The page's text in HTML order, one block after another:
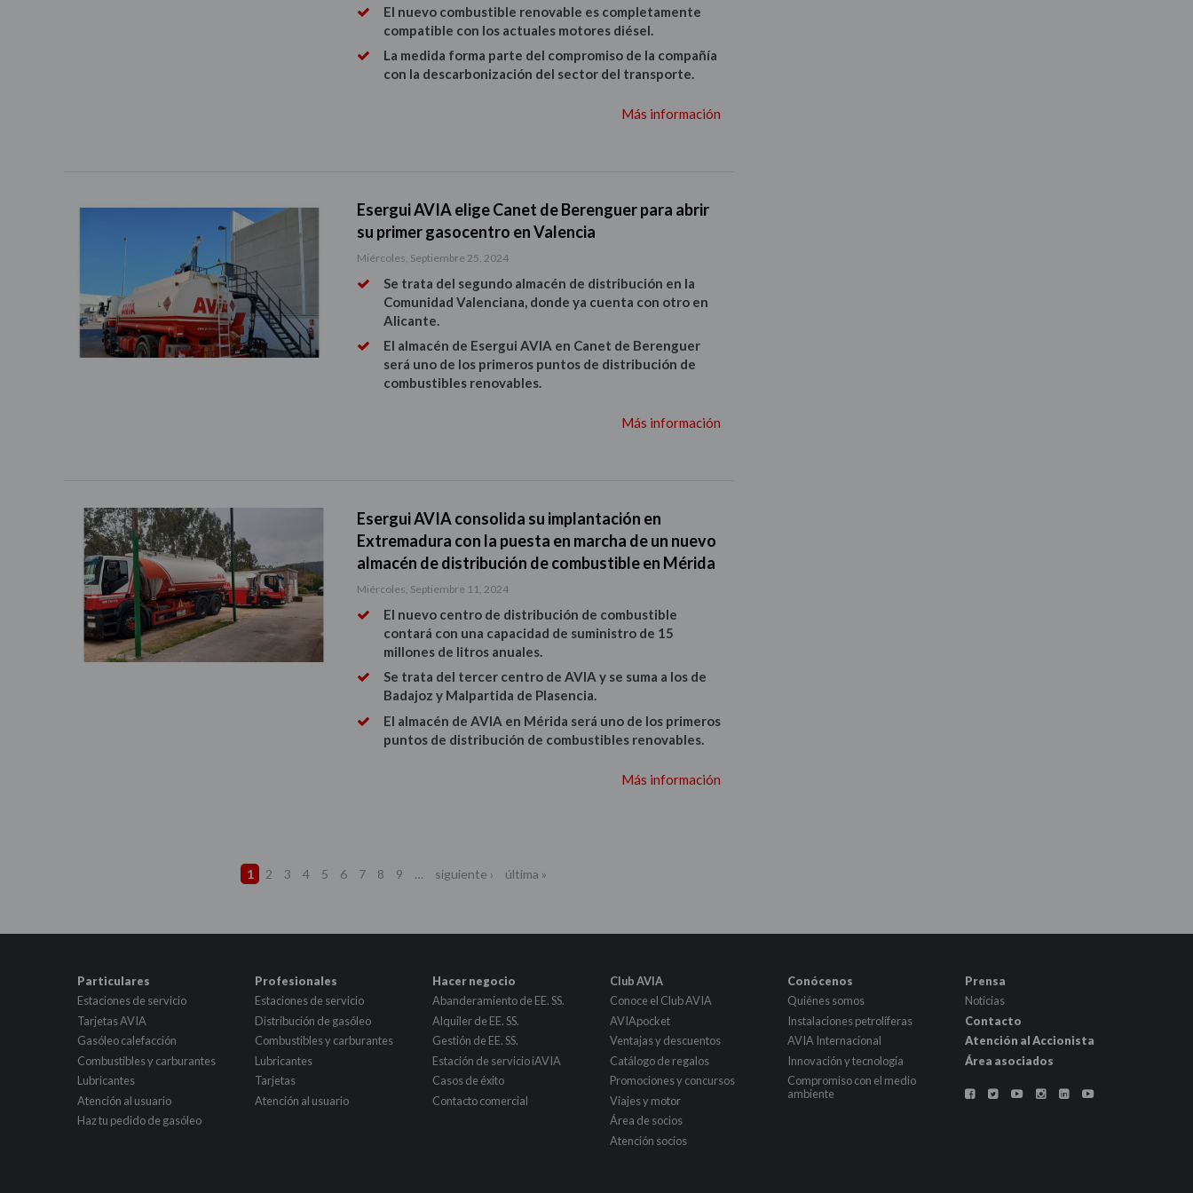
El nuevo combustible renovable es completamente
compatible con los actuales motores diésel.
La medida forma parte del compromiso de la compañía
con la descarbonización del sector del transporte.
Más información
Esergui AVIA elige Canet de Berenguer para abrir
su primer gasocentro en Valencia
Miércoles, Septiembre 25, 2024
Se trata del segundo almacén de distribución en la
Comunidad Valenciana, donde ya cuenta con otro en
Alicante.
El almacén de Esergui AVIA en Canet de Berenguer
será uno de los primeros puntos de distribución de
combustibles renovables.
Más información
Esergui AVIA consolida su implantación en
Extremadura con la puesta en marcha de un nuevo
almacén de distribución de combustible en Mérida
Miércoles, Septiembre 11, 2024
El nuevo centro de distribución de combustible
contará con una capacidad de suministro de 15
millones de litros anuales.
Se trata del tercer centro de AVIA y se suma a los de
Badajoz y Malpartida de Plasencia.
El almacén de AVIA en Mérida será uno de los primeros
puntos de distribución de combustibles renovables.
Más información
1 2 3 4 5 6 7 8 9 … siguiente › última »
Particulares
Estaciones de servicio
Tarjetas AVIA
Gasóleo calefacción
Combustibles y carburantes
Lubricantes
Atención al usuario
Haz tu pedido de gasóleo
Profesionales
Estaciones de servicio
Distribución de gasóleo
Combustibles y carburantes
Lubricantes
Tarjetas
Atención al usuario
Hacer negocio
Abanderamiento de EE. SS.
Alquiler de EE. SS.
Gestión de EE. SS.
Estación de servicio iAVIA
Casos de éxito
Contacto comercial
Club AVIA
Conoce el Club AVIA
AVIApocket
Ventajas y descuentos
Catálogo de regalos
Promociones y concursos
Viajes y motor
Área de socios
Atención socios
Conócenos
Quiénes somos
Instalaciones petrolíferas
AVIA Internacional
Innovación y tecnología
Compromiso con el medio
ambiente
Prensa
Noticias
Contacto
Atención al Accionista
Área asociados
     